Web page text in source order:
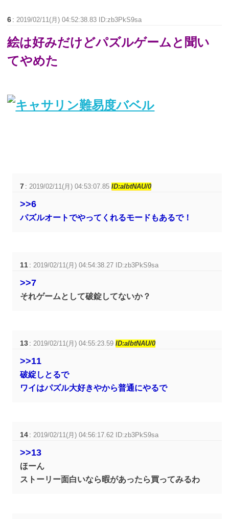
6 : 2019/02/11(月) 04:52:38.83 ID:zb3PkS9sa
絵は好みだけどパズルゲームと聞い
てやめた
7 :2019/02/11(月) 04:53:07.85ID:aIbtNAU/0
>>6
パズルオートでやってくれるモードもあるで！
11 : 2019/02/11(月) 04:54:38.27 ID:zb3PkS9sa
>>7
それゲームとして破錠してないか？
13 : 2019/02/11(月) 04:55:23.59ID:aIbtNAU/0
>>11
破綻しとるで
ワイはパズル大好きやから普通にやるで
14 : 2019/02/11(月) 04:56:17.62 ID:zb3PkS9sa
>>13
ほーん
ストーリー面白いなら暇があったら買ってみるわ